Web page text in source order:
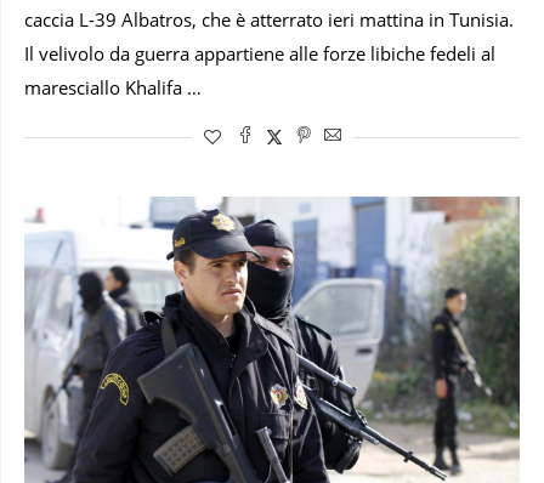
caccia L-39 Albatros, che è atterrato ieri mattina in Tunisia.
Il velivolo da guerra appartiene alle forze libiche fedeli al
maresciallo Khalifa …